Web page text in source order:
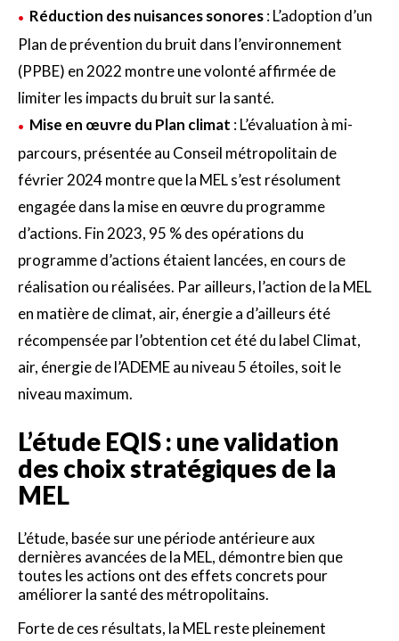
Réduction des nuisances sonores: L’adoption d’un
Plan de prévention du bruit dans l’environnement
(PPBE) en 2022 montre une volonté affirmée de
limiter les impacts du bruit sur la santé.
Mise en œuvre du Plan climat : L’évaluation à mi-
parcours, présentée au Conseil métropolitain de
février 2024 montre que la MEL s’est résolument
engagée dans la mise en œuvre du programme
d’actions. Fin 2023, 95 % des opérations du
programme d’actions étaient lancées, en cours de
réalisation ou réalisées. Par ailleurs, l’action de la MEL
en matière de climat, air, énergie a d’ailleurs été
récompensée par l’obtention cet été du label Climat,
air, énergie de l’ADEME au niveau 5 étoiles, soit le
niveau maximum.
L’étude EQIS : une validation
des choix stratégiques de la
MEL
L’étude, basée sur une période antérieure aux
dernières avancées de la MEL, démontre bien que
toutes les actions ont des effets concrets pour
améliorer la santé des métropolitains.
Forte de ces résultats, la MEL reste pleinement